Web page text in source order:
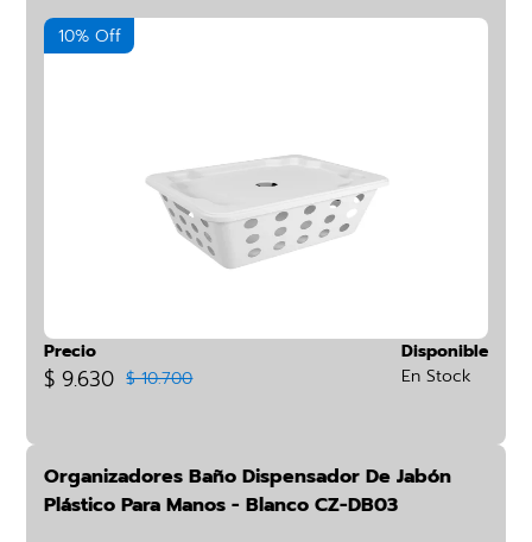
10% Off
Precio
$ 9.630 $ 10.700
Disponible
En Stock
Organizadores Baño Dispensador De Jabón
Plástico Para Manos - Blanco CZ-DB03